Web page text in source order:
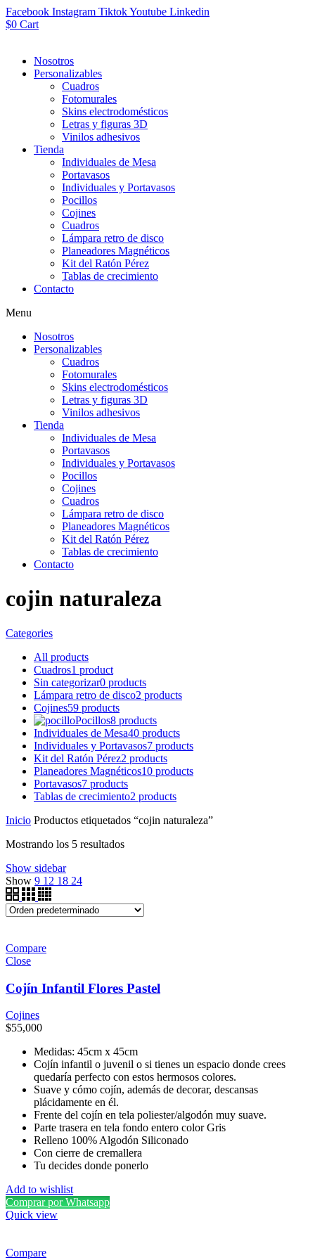
Facebook Instagram TiktokYoutube Linkedin
$0 Cart
Nosotros
Personalizables
Cuadros
Fotomurales
Skins electrodomésticos
Letras y figuras 3D
Vinilos adhesivos
Tienda
Individuales de Mesa
Portavasos
Individuales y Portavasos
Pocillos
Cojines
Cuadros
Lámpara retro de disco
Planeadores Magnéticos
Kit del Ratón Pérez
Tablas de crecimiento
Contacto
Menu
Nosotros
Personalizables
Cuadros
Fotomurales
Skins electrodomésticos
Letras y figuras 3D
Vinilos adhesivos
Tienda
Individuales de Mesa
Portavasos
Individuales y Portavasos
Pocillos
Cojines
Cuadros
Lámpara retro de disco
Planeadores Magnéticos
Kit del Ratón Pérez
Tablas de crecimiento
Contacto
cojin naturaleza
Categories
All products
Cuadros1 product
Sin categorizar0 products
Lámpara retro de disco2 products
Cojines59 products
Pocillos8 products
Individuales de Mesa40 products
Individuales y Portavasos7 products
Kit del Ratón Pérez2 products
Planeadores Magnéticos10 products
Portavasos7 products
Tablas de crecimiento2 products
Inicio Productos etiquetados “cojin naturaleza”
Mostrando los 5 resultados
Show sidebar
Show 9 12 18 24
Compare
Close
Cojín Infantil Flores Pastel
Cojines
$55,000
Medidas: 45cm x 45cm
Cojín infantil o juvenil o si tienes un espacio donde crees
quedaría perfecto con estos hermosos colores.
Suave y cómo cojín, además de decorar, descansas
plácidamente en él.
Frente del cojín en tela poliester/algodón muy suave.
Parte trasera en tela fondo entero color Gris
Relleno 100% Algodón Siliconado
Con cierre de cremallera
Tu decides donde ponerlo
Add to wishlist
Comprar por Whatsapp
Quick view
Compare